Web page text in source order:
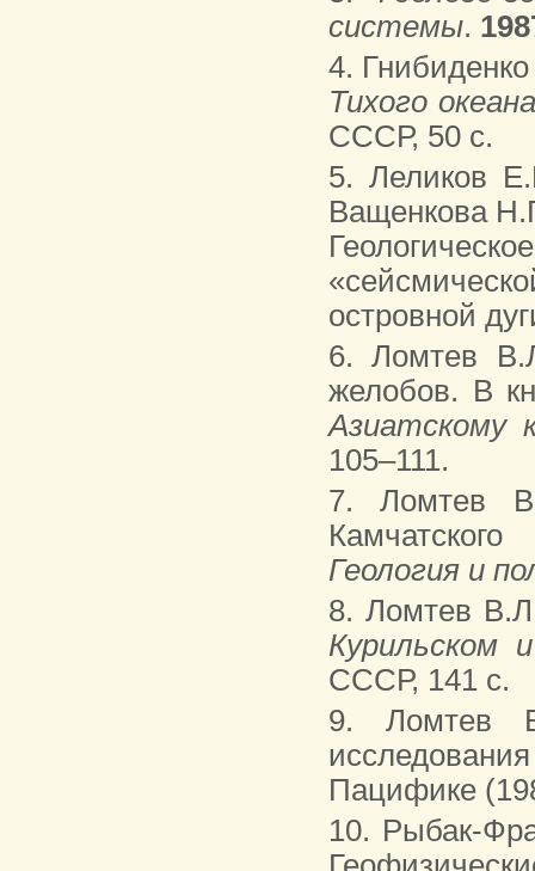
системы.
4.
Тихого
СССР, 50 с.
5. Леликов
Ващенкова
островной
6. Ломтев
желобов. В
Азиатскому
105–111.
7. Ломтев
Геология и
8. Ломтев
Курильском
СССР, 141 с.
9. Ломтев
Пацифике
10. Рыбак-